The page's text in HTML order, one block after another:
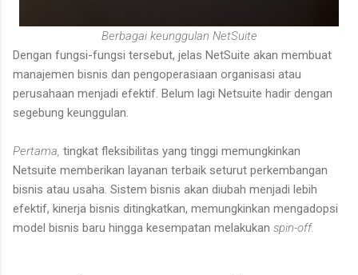
Berbagai keunggulan NetSuite
Dengan fungsi-fungsi tersebut, jelas NetSuite akan membuat
manajemen bisnis dan pengoperasiaan organisasi atau
perusahaan menjadi efektif. Belum lagi Netsuite hadir dengan
segebung keunggulan.
Pertama, tingkat fleksibilitas yang tinggi memungkinkan
Netsuite memberikan layanan terbaik seturut perkembangan
bisnis atau usaha. Sistem bisnis akan diubah menjadi lebih
efektif, kinerja bisnis ditingkatkan, memungkinkan mengadopsi
model bisnis baru hingga kesempatan melakukan spin-off.